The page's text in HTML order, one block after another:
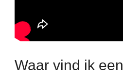
Waar vind ik een